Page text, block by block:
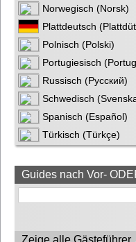
Norwegisch (Norsk)
Plattdeutsch
Polnisch (Polski)
Portugiesisch
Russisch (Русский)
Schwedisch
Spanisch (Español)
Türkisch (Türkçe)
Guides nach Vor-
Zeige alle Gästeführer